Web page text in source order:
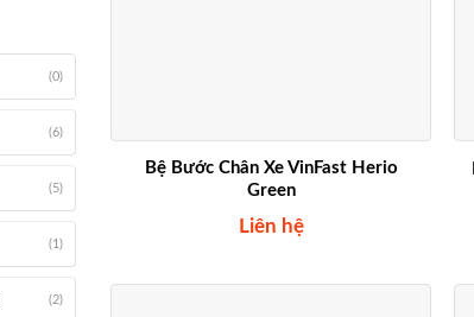
(0)
(6)
(5)
(1)
(2)
Bệ Bước Chân Xe VinFast Herio
Green
Liên hệ